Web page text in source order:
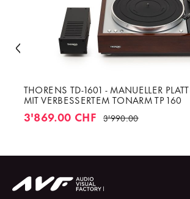
THORENS TD-1601 - MANUELLER
MIT VERBESSERTEM TONARM TP 160
3'869.00 CHF 3'990.00